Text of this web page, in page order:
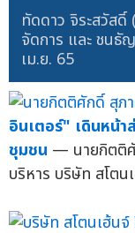
ทัดดาว จิระสวัสดิ์
จัดการ และ ชนธั
เม.ย. 65
อินเตอร์" เดินหน้า
ชุมชน — นายกิตติศั
บริหาร บริษัท สโตน